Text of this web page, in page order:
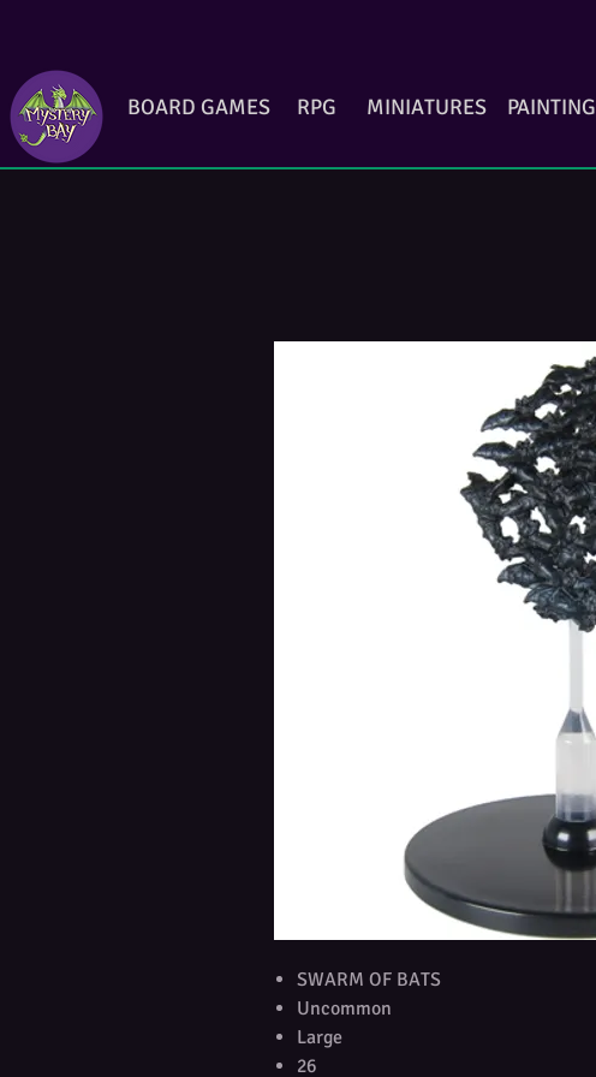
BOARD GAMES RPG MINIATURES PAINTING
SWARM OF BATS
Uncommon
Large
26